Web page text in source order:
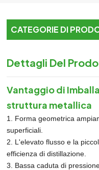
CATEGORIE DI
Dettagli Del
Vantaggio di
struttura metallica
1. Forma geometrica
superficiali.
2. L'elevato flusso e la
efficienza di distillazione.
3. Bassa caduta di